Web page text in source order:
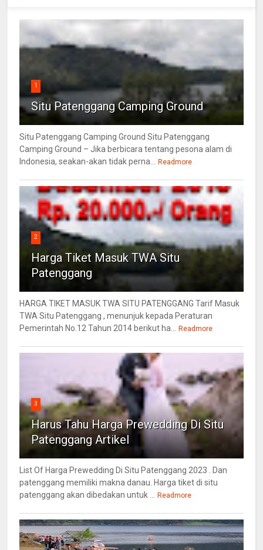
1
Situ Patenggang Camping Ground
Situ Patenggang Camping Ground Situ Patenggang
Camping Ground – Jika berbicara tentang pesona alam di
Indonesia, seakan-akan tidak perna...
Readmore
2
Harga Tiket Masuk TWA Situ
Patenggang
HARGA TIKET MASUK TWA SITU PATENGGANG Tarif Masuk
TWA Situ Patenggang , menunjuk kepada Peraturan
Pemerintah No.12 Tahun 2014 berikut ha...
Readmore
3
Harus Tahu Harga Prewedding Di Situ
Patenggang Artikel
List Of Harga Prewedding Di Situ Patenggang 2023 . Dan
patenggang memiliki makna danau. Harga tiket di situ
patenggang akan dibedakan untuk ...
Readmore